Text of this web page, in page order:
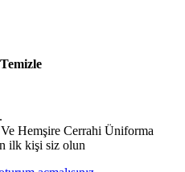
Hemşire Cerrahi Üniforma
ilk kişi siz olun